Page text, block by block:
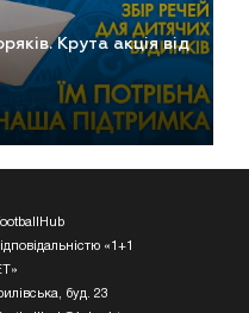
Крута акція від
«1+1
буд. 23